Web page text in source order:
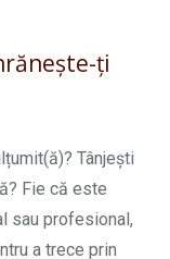
ți
Tânjești
Fie că este
sau profesional,
a trece prin